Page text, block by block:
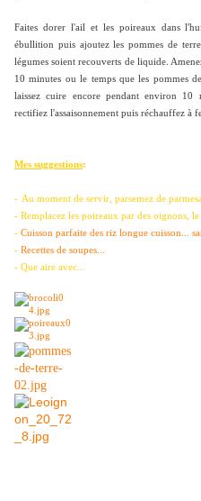
Faites dorer l'ail et les poireaux dans
ébullition puis ajoutez les pommes de
légumes soient recouverts de liquide.
10 minutes ou le temps que les pommes
laissez cuire encore pendant environ 10
rectifiez l'assaisonnement puis réchauffez à
Mes suggestions:
- Au moment de servir, parsemez de
- Remplacez les poireaux par des oignons,
- Cuisson parfaite des riz longue cuisson...
- Recettes de soupes...
- Que aire avec...